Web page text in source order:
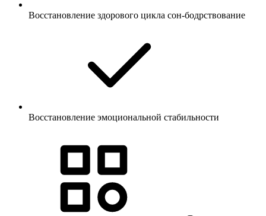
Восстановление здорового цикла сон-бодрствование
Восстановление эмоциональной стабильности